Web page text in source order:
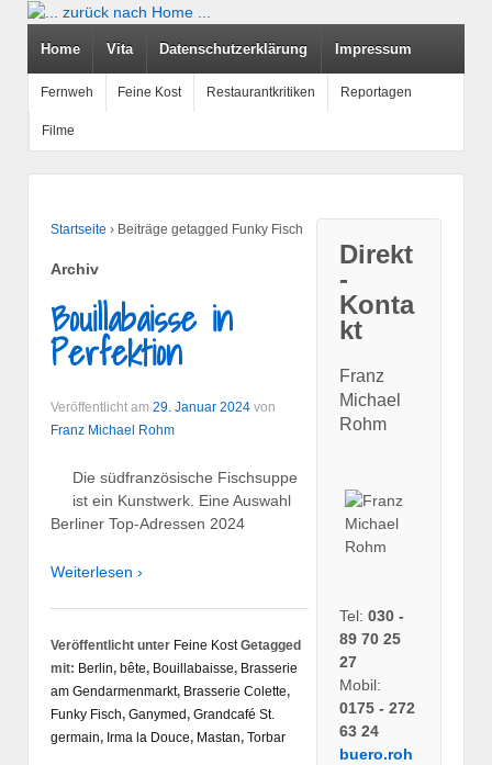
Home Vita Datenschutzerklärung Impressum
Fernweh Feine Kost Restaurantkritiken Reportagen
Filme
Startseite › Beiträge getagged Funky Fisch
Archiv
Bouillabaisse in
Perfektion
Veröffentlicht am 29. Januar 2024 von
Franz Michael Rohm
Die südfranzösische Fischsuppe
ist ein Kunstwerk. Eine Auswahl
Berliner Top-Adressen 2024
Weiterlesen ›
Veröffentlicht unter Feine KostGetagged
mit: Berlin, bête, Bouillabaisse, Brasserie
am Gendarmenmarkt, Brasserie Colette,
Funky Fisch, Ganymed, Grandcafé St.
germain, Irma la Douce, Mastan, Torbar
Direkt
-
Konta
kt
Franz
Michael
Rohm
Tel:030 -
89 70 25
27
Mobil:
0175 - 272
63 24
buero.roh